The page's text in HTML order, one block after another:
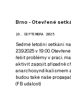
Brno - Otevřené
19. SEPTEMBRA 2025
Sedmé letošní setkání
23.9.2025 v 19:00.
řešit problémy v práci,
aktivit zapojit, případně
anarchosyndikalismem
budou také naše
(FB událost)